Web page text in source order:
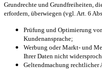
Grundrechte und Grundfreiheiten,
erfordern, überwiegen (vgl. Art. 6
Prüfung und Optimierung
Kundenansprache;
Werbung oder Markt- und
Ihrer Daten nicht
Geltendmachung rechtlicher